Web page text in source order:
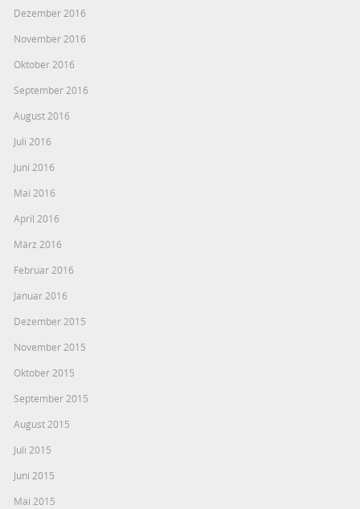
Dezember 2016
November 2016
Oktober 2016
September 2016
August 2016
Juli 2016
Juni 2016
Mai 2016
April 2016
März 2016
Februar 2016
Januar 2016
Dezember 2015
November 2015
Oktober 2015
September 2015
August 2015
Juli 2015
Juni 2015
Mai 2015